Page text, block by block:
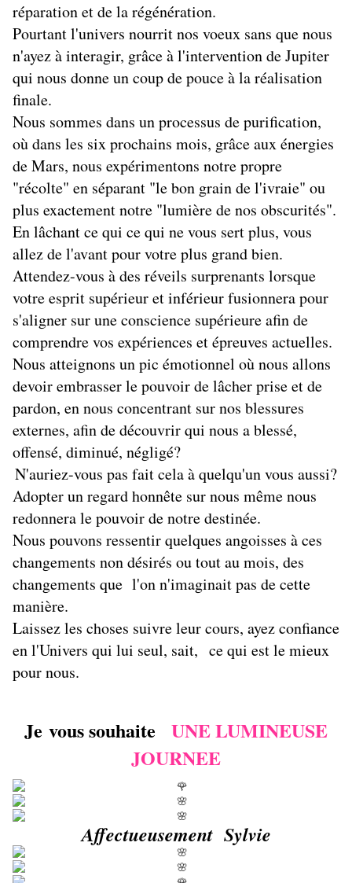
réparation et de la régénération.
Pourtant l'univers nourrit nos voeux sans que nous
n'ayez à interagir, grâce à l'intervention de Jupiter
qui nous donne un coup de pouce à la réalisation
finale.
Nous sommes dans un processus de purification,
où dans les six prochains mois, grâce aux énergies
de Mars, nous expérimentons notre propre
"récolte" en séparant "le bon grain de l'ivraie" ou
plus exactement notre "lumière de nos obscurités".
En lâchant ce qui ce qui ne vous sert plus, vous
allez de l'avant pour votre plus grand bien.
Attendez-vous à des réveils surprenants lorsque
votre esprit supérieur et inférieur fusionnera pour
s'aligner sur une conscience supérieure afin de
comprendre vos expériences et épreuves actuelles.
Nous atteignons un pic émotionnel où nous allons
devoir embrasser le pouvoir de lâcher prise et de
pardon, en nous concentrant sur nos blessures
externes, afin de découvrir qui nous a blessé,
offensé, diminué, négligé?
N'auriez-vous pas fait cela à quelqu'un vous aussi?
Adopter un regard honnête sur nous même nous
redonnera le pouvoir de notre destinée.
Nous pouvons ressentir quelques angoisses à ces
changements non désirés ou tout au mois, des
changements que l'on n'imaginait pas de cette
manière.
Laissez les choses suivre leur cours, ayez confiance
en l'Univers qui lui seul, sait, ce qui est le mieux
pour nous.
Je vous souhaite UNE LUMINEUSE
JOURNEE
Affectueusement Sylvie